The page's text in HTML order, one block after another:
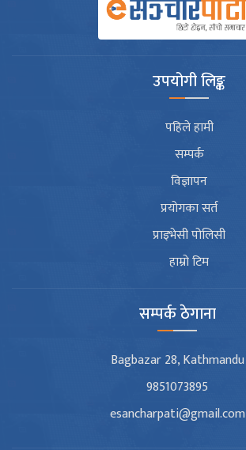
उपयोगी लिङ्क
पहिले हामी
सम्पर्क
विज्ञापन
प्रयोगका सर्त
प्राइभेसी पोलिसी
हाम्रो टिम
सम्पर्क ठेगाना
Bagbazar 28, Kathmandu
9851073895
esancharpati@gmail.com